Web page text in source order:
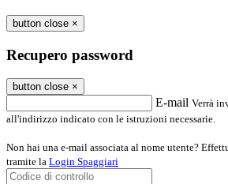
button close ×
Recupero password
button close ×
E-mail Verrà
all'indirizzo indicato con le istruzioni necessarie.
Non hai una e-mail associata al nome utente?
tramite la Login Spaggiari